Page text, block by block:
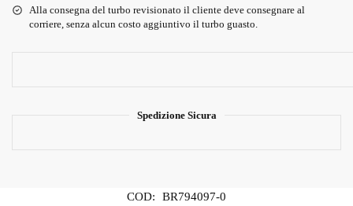
Alla consegna del turbo revisionato il cliente deve consegnare al
corriere, senza alcun costo aggiuntivo il turbo guasto.
Spedizione Sicura
COD:
BR794097-0